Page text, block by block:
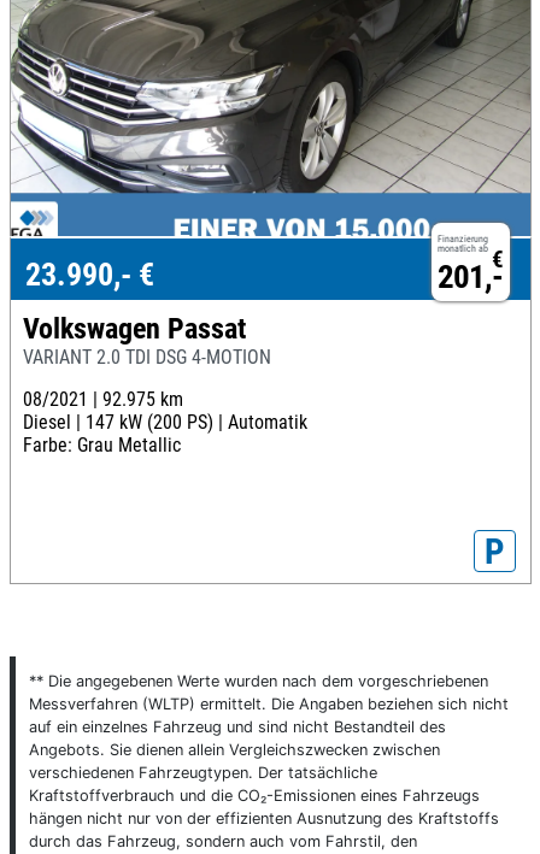
Finanzierung
monatlich ab €
201,-
23.990,- €
Volkswagen Passat
VARIANT 2.0 TDI DSG 4-MOTION
08/2021 | 92.975 km
Diesel | 147 kW (200 PS) | Automatik
Farbe: Grau Metallic
P
** Die angegebenen Werte wurden nach dem vorgeschriebenen
Messverfahren (WLTP) ermittelt. Die Angaben beziehen sich nicht
auf ein einzelnes Fahrzeug und sind nicht Bestandteil des
Angebots. Sie dienen allein Vergleichszwecken zwischen
verschiedenen Fahrzeugtypen. Der tatsächliche
Kraftstoffverbrauch und die CO₂-Emissionen eines Fahrzeugs
hängen nicht nur von der effizienten Ausnutzung des Kraftstoffs
durch das Fahrzeug, sondern auch vom Fahrstil, den